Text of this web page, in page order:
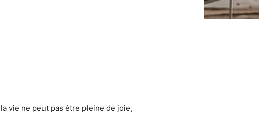
vie ne peut pas être pleine de joie,